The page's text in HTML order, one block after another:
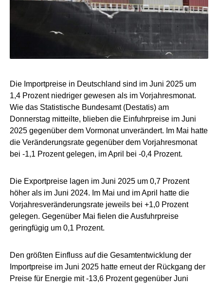
Die Importpreise in Deutschland sind im Juni 2025 um
1,4 Prozent niedriger gewesen als im Vorjahresmonat.
Wie das Statistische Bundesamt (Destatis) am
Donnerstag mitteilte, blieben die Einfuhrpreise im Juni
2025 gegenüber dem Vormonat unverändert. Im Mai hatte
die Veränderungsrate gegenüber dem Vorjahresmonat
bei -1,1 Prozent gelegen, im April bei -0,4 Prozent.
Die Exportpreise lagen im Juni 2025 um 0,7 Prozent
höher als im Juni 2024. Im Mai und im April hatte die
Vorjahresveränderungsrate jeweils bei +1,0 Prozent
gelegen. Gegenüber Mai fielen die Ausfuhrpreise
geringfügig um 0,1 Prozent.
Den größten Einfluss auf die Gesamtentwicklung der
Importpreise im Juni 2025 hatte erneut der Rückgang der
Preise für Energie mit -13,6 Prozent gegenüber Juni